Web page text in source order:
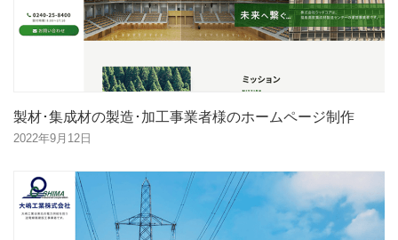
製材･集成材の製造･加工事業者様のホームページ制作
2022年9月12日